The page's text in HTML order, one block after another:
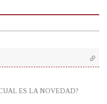
ES LA NOVEDAD?